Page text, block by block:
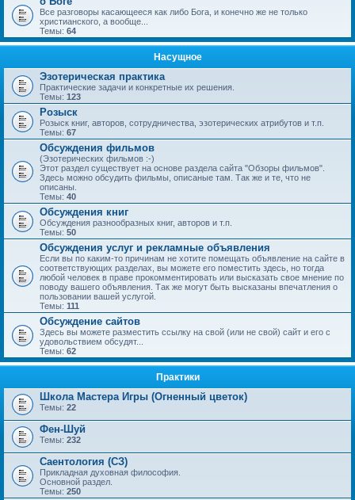
Все разговоры касающееся как либо Бога, и конечно же не только
христианского, а вообще...
Темы: 64
Насущное
Эзотерическая практика
Практические задачи и конкретные их решения.
Темы: 123
Розыск
Розыск книг, авторов, сотрудничества, эзотерических атрибутов и т.п.
Темы: 67
Обсуждения фильмов
(Эзотерических фильмов :-)
Этот раздел существует на основе раздела сайта "Обзоры фильмов".
Здесь можно обсудить фильмы, описаные там. Так же и те, что не
описаны.
Темы: 40
Обсуждения книг
Обсуждения разнообразных книг, авторов и т.п.
Темы: 50
Обсуждения услуг и рекламные объявления
Если вы по каким-то причинам не хотите помещать объявление на сайте в
соответствующих разделах, вы можете его поместить здесь, но тогда
любой человек в праве прокомментировать или высказать свое мнение по
поводу вашего объявления. Так же могут быть высказаны впечатления о
пользовании вашей услугой.
Темы: 111
Обсуждение сайтов
Здесь вы можете разместить ссылку на свой (или не свой) сайт и его с
удовольствием обсудят...
Темы: 62
Практики
Школа Мастера Игры (Огненный цветок)
Темы: 22
Фен-Шуй
Темы: 232
Саентология (СЗ)
Прикладная духовная философия.
Основной раздел.
Темы: 250